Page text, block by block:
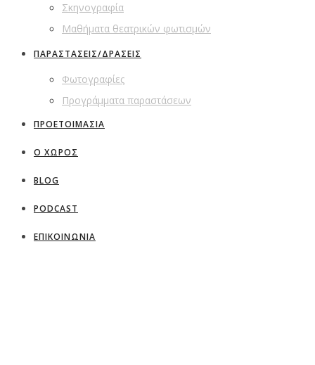
Σκηνογραφία
Μαθήματα θεατρικών φωτισμών
ΠΑΡΑΣΤΑΣΕΙΣ/ΔΡΑΣΕΙΣ
Φωτογραφίες
Προγράμματα παραστάσεων
ΠΡΟΕΤΟΙΜΑΣΙΑ
Ο ΧΩΡΟΣ
BLOG
PODCAST
ΕΠΙΚΟΙΝΩΝΙΑ